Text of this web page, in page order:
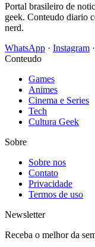
Portal brasileiro de
geek. Conteudo diario
nerd.
WhatsApp · Instagram ·
Conteudo
Games
Animes
Cinema e Series
Tech
Cultura Geek
Sobre
Sobre nos
Contato
Privacidade
Termos de uso
Newsletter
Receba o melhor da